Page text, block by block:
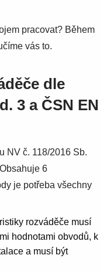
pracovat? Během
vás to.
dle
3 a ČSN EN
NV č. 118/2016 Sb.
6
je potřeba všechny
rozváděče musí
hodnotami obvodů, k
a musí být